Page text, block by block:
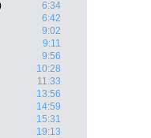
6:34
6:42
9:02
9:11
9:56
10:28
11:33
13:56
14:59
15:31
19:13